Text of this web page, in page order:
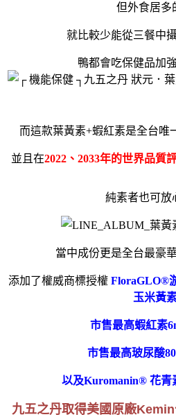
但外食居多
就比較少能從三餐中
鴨都會吃保健品加
而這款葉黃素+蝦紅素是全台唯
並且在2022、2033年的世界品質
純素者也可放
當中成份更是全台最豪
添加了權威商標授權FloraGLO®
玉米黃
市售最高蝦紅素
市售最高玻尿酸
以及Kuromanin® 花青
九五之丹取得美國原廠